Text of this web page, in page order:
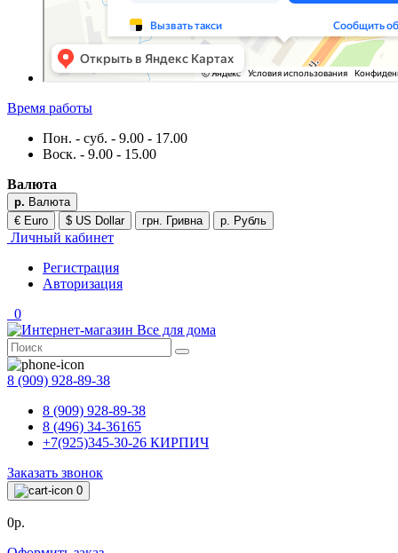
Время работы
Пон. - суб. - 9.00 - 17.00
Воск. - 9.00 - 15.00
Валюта
р. Валюта
€ Euro
$ US Dollar грн. Гривна р. Рубль
Личный кабинет
Регистрация
Авторизация
0
8 (909) 928-89-38
8 (909) 928-89-38
8 (496) 34-36165
+7(925)345-30-26 КИРПИЧ
Заказать звонок
0
0р.